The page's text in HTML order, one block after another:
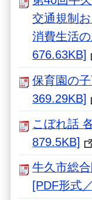
交通規制
消費生活
676.63KB]
保育園の
369.29KB]
こぼれ話
879.5KB]
牛久市総
[PDF形式